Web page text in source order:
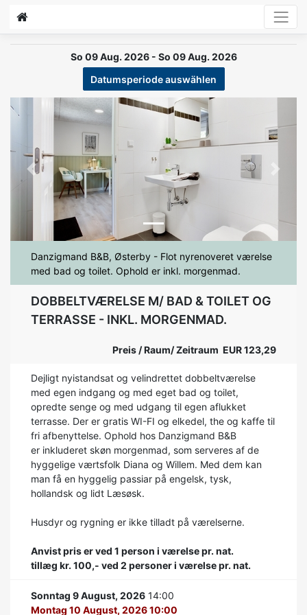
So 09 Aug. 2026 - So 09 Aug. 2026
Datumsperiode auswählen
Previous
Danzigmand B&B, Østerby - Flot nyrenoveret værelse
med bad og toilet. Ophold er inkl. morgenmad.
DOBBELTVÆRELSE M/ BAD & TOILET OG
TERRASSE - INKL. MORGENMAD.
Preis / Raum/ Zeitraum EUR 123,29
Dejligt nyistandsat og velindrettet dobbeltværelse
med egen indgang og med eget bad og toilet,
opredte senge og med udgang til egen aflukket
terrasse. Der er gratis WI-FI og elkedel, the og kaffe til
fri afbenyttelse. Ophold hos Danzigmand B&B
er inkluderet skøn morgenmad, som serveres af de
hyggelige værtsfolk Diana og Willem. Med dem kan
man få en hyggelig passiar på engelsk, tysk,
hollandsk og lidt Læsøsk.
Husdyr og rygning er ikke tilladt på værelserne.
Anvist pris er ved 1 person i værelse pr. nat.
tillæg kr. 100,- ved 2 personer i værelse pr. nat.
Sonntag 9 August, 2026 14:00
Montag 10 August, 2026 10:00